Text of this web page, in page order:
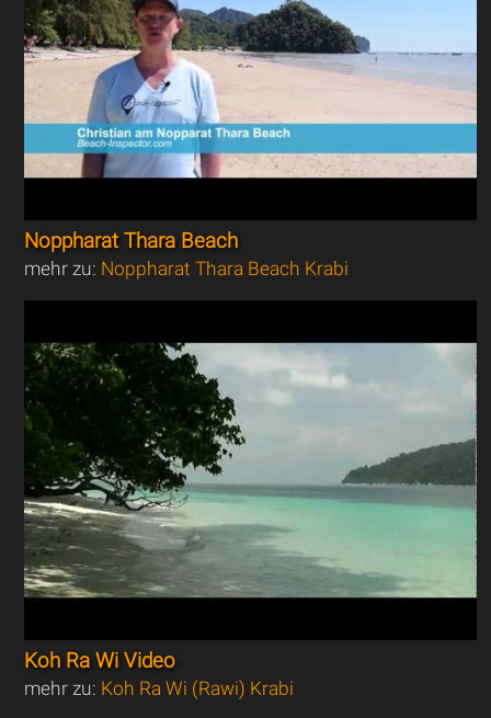
Noppharat Thara Beach
mehr zu: Noppharat Thara Beach Krabi
Koh Ra Wi Video
mehr zu: Koh Ra Wi (Rawi) Krabi